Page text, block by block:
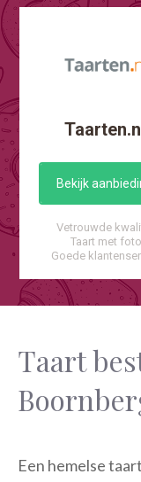
Bekijk
Vetrouwde
Taart met foto
Goede
Taart
Een hemelse